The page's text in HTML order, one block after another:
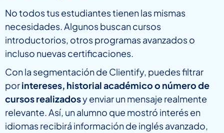
No todos tus estudiantes tienen las mismas
necesidades. Algunos buscan cursos
introductorios, otros programas avanzados o
incluso nuevas certificaciones.
Con la segmentación de Clientify, puedes filtrar
porintereses, historial académico o número de
cursos realizadosy enviar un mensaje realmente
relevante. Así, un alumno que mostró interés en
idiomas recibirá información de inglés avanzado,